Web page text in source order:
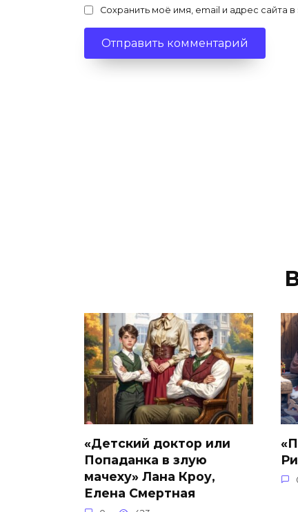
Сохранить моё имя, email и адрес сайта
«Детский доктор или
Попаданка в злую
мачеху» Лана Кроу,
Елена Смертная